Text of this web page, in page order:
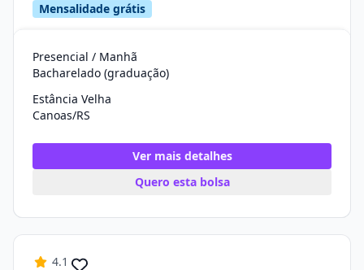
Mensalidade grátis
Presencial / Manhã
Bacharelado (graduação)
Estância Velha
Canoas/RS
Ver mais detalhes
Quero esta bolsa
4.1